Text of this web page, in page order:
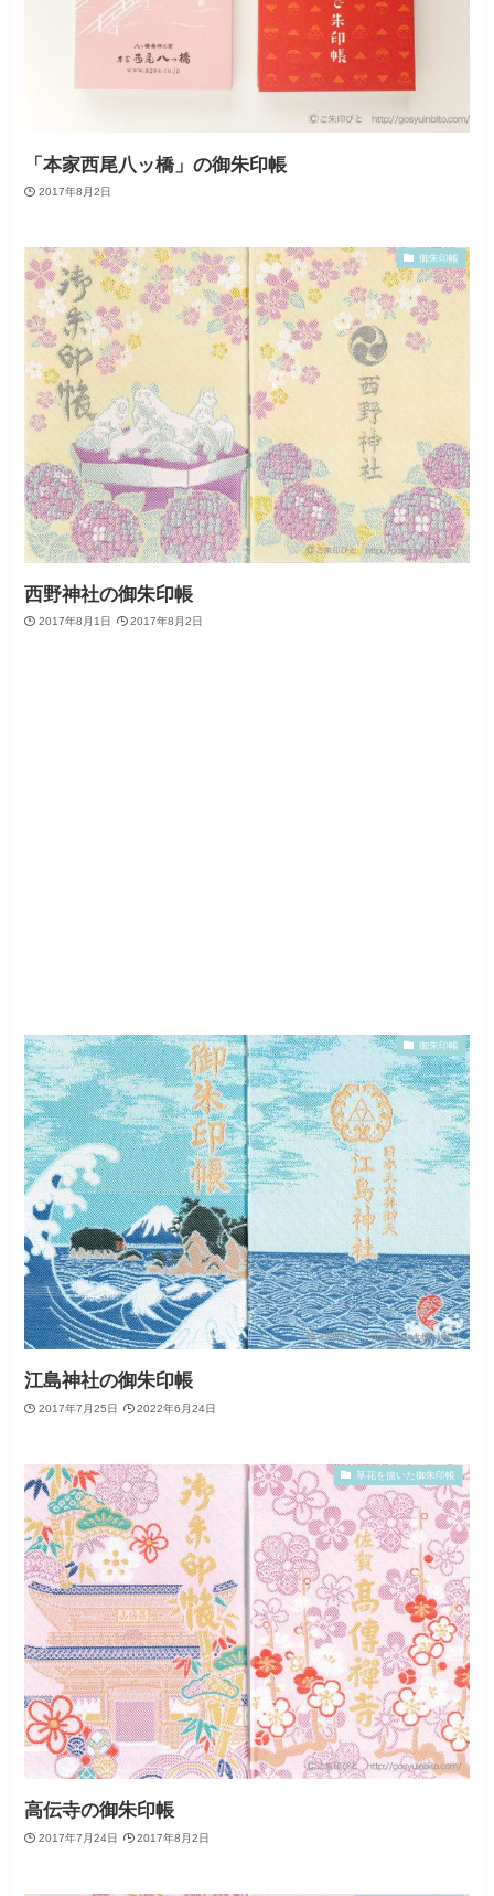
「本家西尾八ッ橋」の御朱印帳
2017年8月2日
御朱印帳
西野神社の御朱印帳
2017年8月1日 2017年8月2日
御朱印帳
江島神社の御朱印帳
2017年7月25日 2022年6月24日
草花を描いた御朱印帳
高伝寺の御朱印帳
2017年7月24日 2017年8月2日